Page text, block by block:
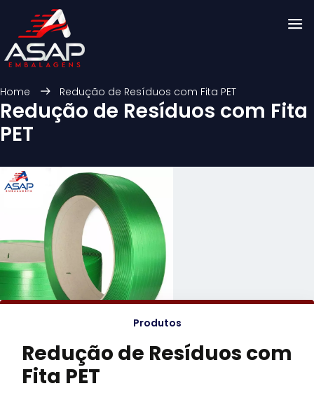
Home Redução de Resíduos com Fita PET
Redução de Resíduos com Fita
PET
Produtos
Redução de Resíduos com
Fita PET